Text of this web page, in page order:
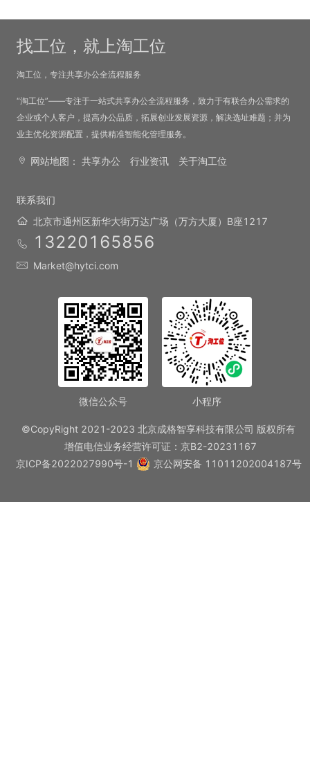
找工位，就上淘工位
淘工位，专注共享办公全流程服务
“淘工位”——专注于一站式共享办公全流程服务，致力于有联合办公需求的
企业或个人客户，提高办公品质，拓展创业发展资源，解决选址难题；并为
业主优化资源配置，提供精准智能化管理服务。
网站地图： 共享办公 行业资讯 关于淘工位
联系我们
北京市通州区新华大街万达广场（万方大厦）B座1217
13220165856
Market@hytci.com
微信公众号 小程序
©CopyRight 2021-2023 北京成格智享科技有限公司 版权所有
增值电信业务经营许可证：京B2-20231167
京ICP备2022027990号-1
京公网安备 11011202004187号